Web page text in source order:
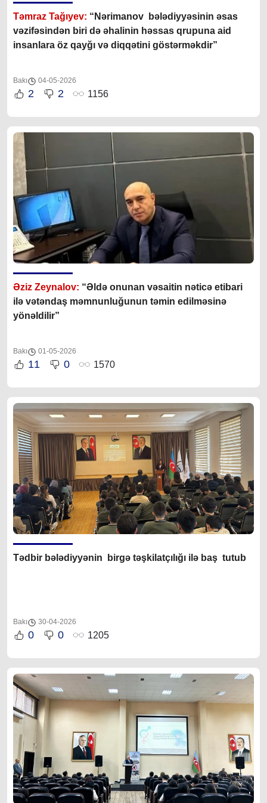
Təmraz Tağıyev: “Nərimanov bələdiyyəsinin əsas
vəzifəsindən biri də əhalinin həssas qrupuna aid
insanlara öz qayğı və diqqətini göstərməkdir”
Bakı 04-05-2026
2 2 1156
Əziz Zeynalov: “Əldə onunan vəsaitin nəticə etibari
ilə vətəndaş məmnunluğunun təmin edilməsinə
yönəldilir”
Bakı 01-05-2026
11 0 1570
Tədbir bələdiyyənin birgə təşkilatçılığı ilə baş tutub
Bakı 30-04-2026
0 0 1205